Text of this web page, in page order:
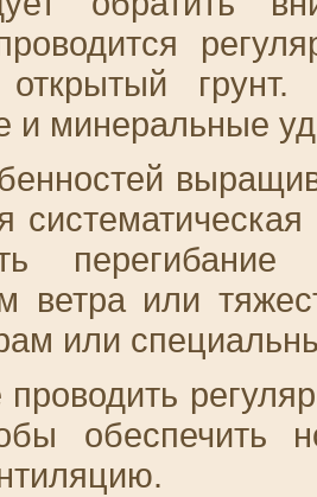
грунт.
и минеральные
ветра или
или
обеспечить